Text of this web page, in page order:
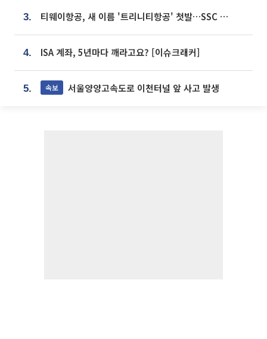
3. 티웨이항공, 새 이름 '트리니티항공' 첫발…SSC 전략 본격화
4. ISA 계좌, 5년마다 깨라고요? [이슈크래커]
5. 속보 서울양양고속도로 이천터널 앞 사고 발생